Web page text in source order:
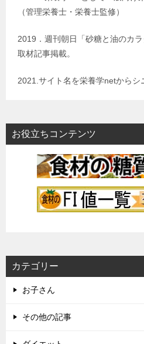
（管理栄養士・栄養士監修）
2019．週刊朝日「砂糖と油のカラ
取材記事掲載。
2021.サイト名を栄養学netからシ
お役立ちコンテンツ
カテゴリー
お子さん
その他の記事